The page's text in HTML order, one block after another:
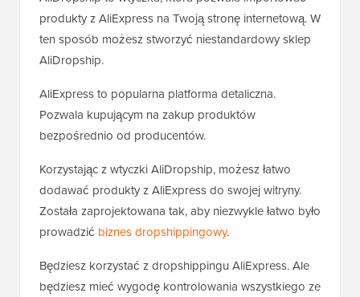
produkty z AliExpress na Twoją stronę internetową. W
ten sposób możesz stworzyć niestandardowy sklep
AliDropship.
AliExpress to popularna platforma detaliczna.
Pozwala kupującym na zakup produktów
bezpośrednio od producentów.
Korzystając z wtyczki AliDropship, możesz łatwo
dodawać produkty z AliExpress do swojej witryny.
Została zaprojektowana tak, aby niezwykle łatwo było
prowadzić biznes dropshippingowy.
Będziesz korzystać z dropshippingu AliExpress. Ale
będziesz mieć wygodę kontrolowania wszystkiego ze